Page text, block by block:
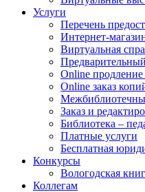
Услуги
Перечень
Интернет-
Виртуальная
Online
Online заказ
Заказ и
Библиотека –
Платные услуги
Бесплатная
Конкурсы
Вологодская
Коллегам